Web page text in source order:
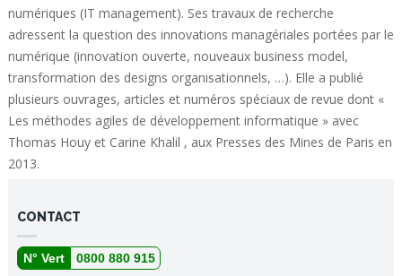
numériques (IT management). Ses travaux de recherche
adressent la question des innovations managériales portées par le
numérique (innovation ouverte, nouveaux business model,
transformation des designs organisationnels, …). Elle a publié
plusieurs ouvrages, articles et numéros spéciaux de revue dont «
Les méthodes agiles de développement informatique » avec
Thomas Houy et Carine Khalil , aux Presses des Mines de Paris en
2013.
CONTACT
N° Vert 0800 880 915